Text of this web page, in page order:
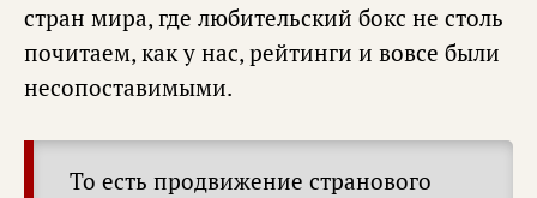
стран мира, где любительский бокс не столь
почитаем, как у нас, рейтинги и вовсе были
несопоставимыми.
То есть продвижение странового